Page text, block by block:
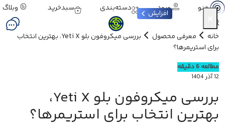
منو ورود دسته‌بندی سبدخرید وبلاگ
خانه معرفی محصول
بررسی میکروفون بلو Yeti X، بهترین انتخاب
برای استریمرها؟
مطالعه 6 دقیقه
12 آذر 1404
بررسی میکروفون بلو Yeti X،
بهترین انتخاب برای استریمرها؟
افزایش